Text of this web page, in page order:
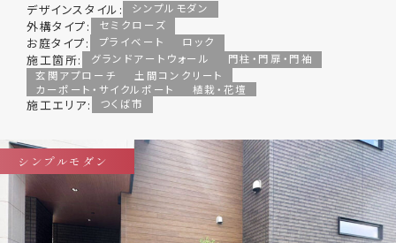
デザインスタイル: シンプルモダン
外構タイプ: セミクローズ
お庭タイプ: プライベート ロック
施工箇所: グランドアートウォール
門柱・門扉・門袖
玄関アプローチ
土間コンクリート
カーポート・サイクルポート
植栽・花壇
施工エリア: つくば市
シンプルモダン